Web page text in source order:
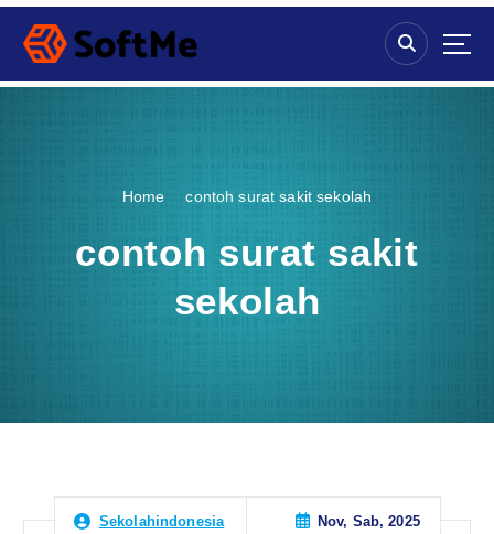
S
p
Home contoh surat sakit sekolah
contoh surat sakit
sekolah
Sekolahindonesia Nov, Sab, 2025